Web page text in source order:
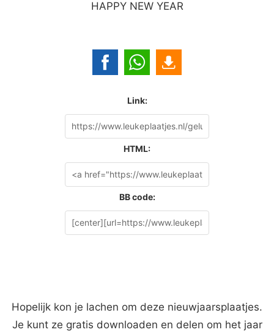
HAPPY NEW YEAR
Link:
HTML:
BB code:
Hopelijk kon je lachen om deze nieuwjaarsplaatjes.
Je kunt ze gratis downloaden en delen om het jaar